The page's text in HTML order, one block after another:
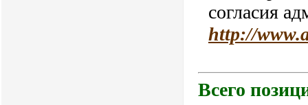
согласия
http://
Всего